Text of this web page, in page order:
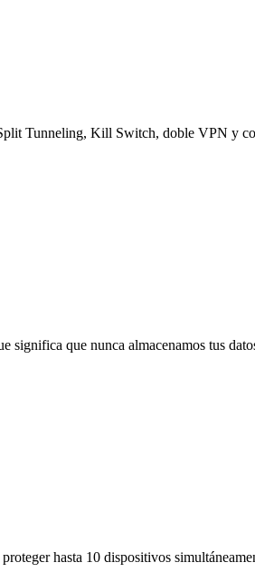
Tunneling, Kill Switch, doble VPN y
que nunca almacenamos tus
hasta 10 dispositivos